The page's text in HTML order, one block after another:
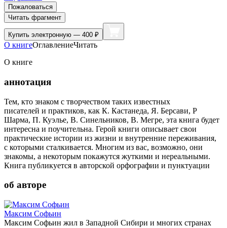
Пожаловаться
Читать фрагмент
Купить электронную — 400 ₽
О книгеОглавлениеЧитать
О книге
аннотация
Тем, кто знаком с творчеством таких известных
писателей и практиков, как К. Кастанеда, Я. Берсави, Р
Шарма, П. Куэлье, В. Синельников, В. Мегре, эта книга будет
интересна и поучительна. Герой книги описывает свои
практические истории из жизни и внутренние переживания,
с которыми сталкивается. Многим из вас, возможно, они
знакомы, а некоторым покажутся жуткими и нереальными.
Книга публикуется в авторской орфографии и пунктуации
об авторе
Максим Софьин
Максим Софьин жил в Западной Сибири и многих странах